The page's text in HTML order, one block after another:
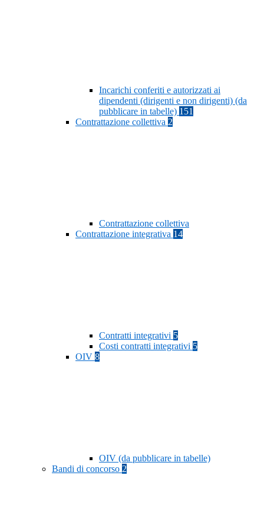
Incarichi conferiti e autorizzati ai
dipendenti (dirigenti e non dirigenti) (da
pubblicare in tabelle) 151
Contrattazione collettiva 2
Contrattazione collettiva
Contrattazione integrativa 14
Contratti integrativi 5
Costi contratti integrativi 5
OIV 8
OIV (da pubblicare in tabelle)
Bandi di concorso 2